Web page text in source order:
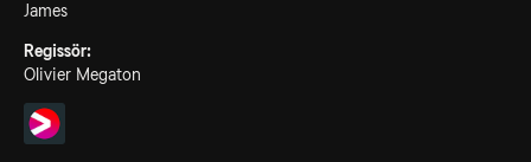
James
Regissör:
Olivier Megaton